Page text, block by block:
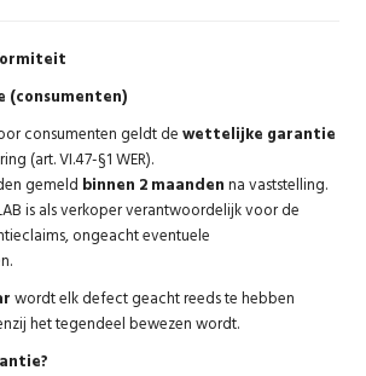
consumenten geldt dewettelijke garantie
(art. VI.47-§1 WER).
gemeld binnen 2 maandenna vaststelling.
is als verkoper verantwoordelijk voor de
ongeacht eventuele
wordt elk defect geacht reeds te hebben
het tegendeel bewezen wordt.